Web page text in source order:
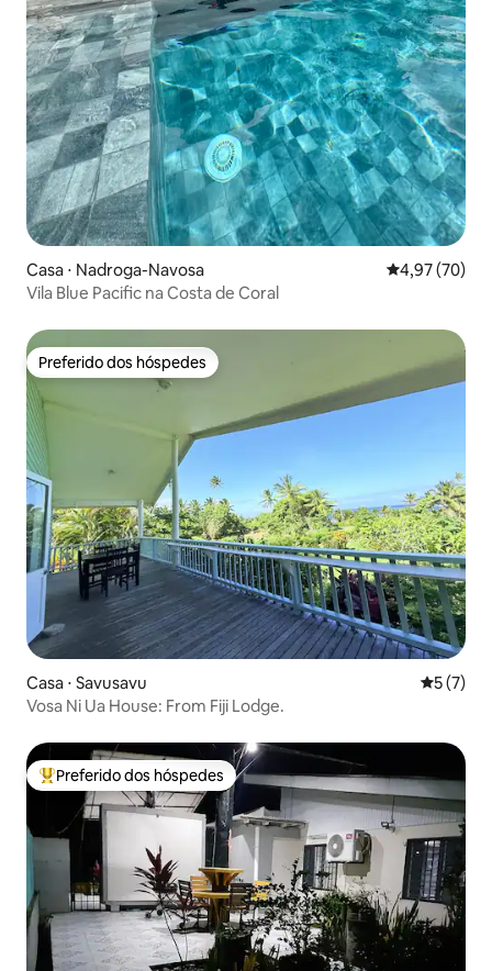
Casa ⋅ Nadroga-Navosa 4,97 de uma
4,97 (70)
Vila Blue Pacific na Costa de Coral
Preferido dos hóspedes
Preferido dos hóspedes
Casa ⋅ Savusavu 5 de
5 (7)
Vosa Ni Ua House: From Fiji Lodge.
Entre os melhores preferidos dos hóspedes
Preferido dos hóspedes